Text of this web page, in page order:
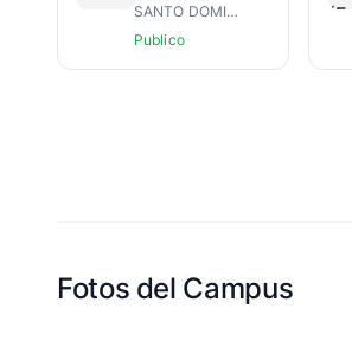
Tecnica)
SANTO DOMINGO DE GUZMÁN
Publico
Fotos del Campus